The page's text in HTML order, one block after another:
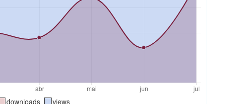
downloads views